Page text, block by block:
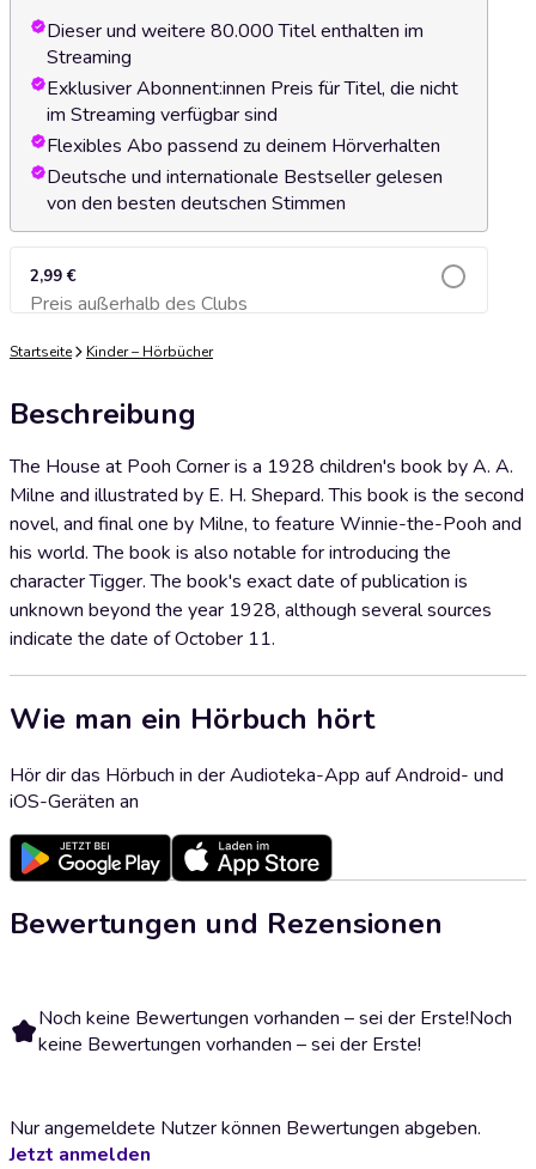
Dieser und weitere 80.000 Titel enthalten im
Streaming
Exklusiver Abonnent:innen Preis für Titel, die nicht
im Streaming verfügbar sind
Flexibles Abo passend zu deinem Hörverhalten
Deutsche und internationale Bestseller gelesen
von den besten deutschen Stimmen
2,99 €
Preis außerhalb des ClubsZum Warenkorb hinzufügen
Startseite Kinder – Hörbücher
Beschreibung
The House at Pooh Corner is a 1928 children's book by A. A.
Milne and illustrated by E. H. Shepard. This book is the second
novel, and final one by Milne, to feature Winnie-the-Pooh and
his world. The book is also notable for introducing the
character Tigger. The book's exact date of publication is
unknown beyond the year 1928, although several sources
indicate the date of October 11.
Wie man ein Hörbuch hört
Hör dir das Hörbuch in der Audioteka-App auf Android- und
iOS-Geräten an
Bewertungen und Rezensionen
Noch keine Bewertungen vorhanden – sei der Erste!Noch
keine Bewertungen vorhanden – sei der Erste!
Nur angemeldete Nutzer können Bewertungen abgeben.
Jetzt anmelden